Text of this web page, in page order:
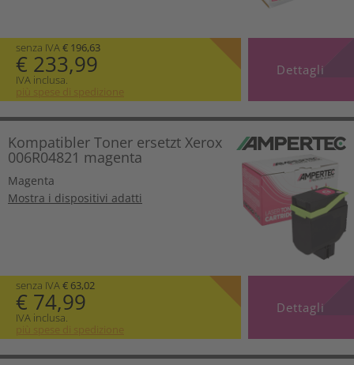
senza IVA€ 196,63
€ 233,99
IVA inclusa.
più spese di spedizione
Dettagli
Kompatibler Toner ersetzt Xerox
006R04821 magenta
Magenta
Mostra i dispositivi adatti
senza IVA€ 63,02
€ 74,99
IVA inclusa.
più spese di spedizione
Dettagli